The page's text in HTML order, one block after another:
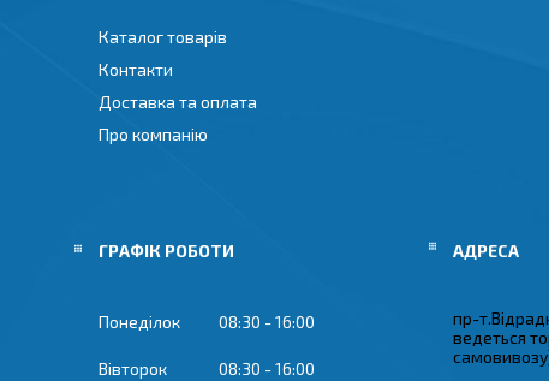
Каталог товарів
Контакти
Доставка та оплата
Про компанію
ГРАФІК РОБОТИ
Понеділок 08:30 16:00
Вівторок 08:30 16:00
пр-
ведеться